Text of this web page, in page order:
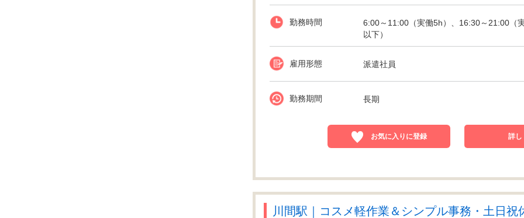
勤務時間
6:00～11:00（実働5h）、16:30～21:00（
以下）
雇用形態 派遣社員
勤務期間 長期
お気に入りに登録 詳し
川間駅｜コスメ軽作業＆シンプル事務・土日祝